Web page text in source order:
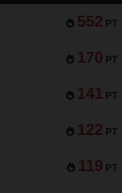
552 PT
170 PT
141 PT
122 PT
119 PT